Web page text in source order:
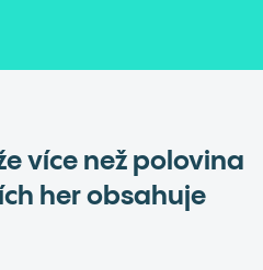
více než polovina
her obsahuje